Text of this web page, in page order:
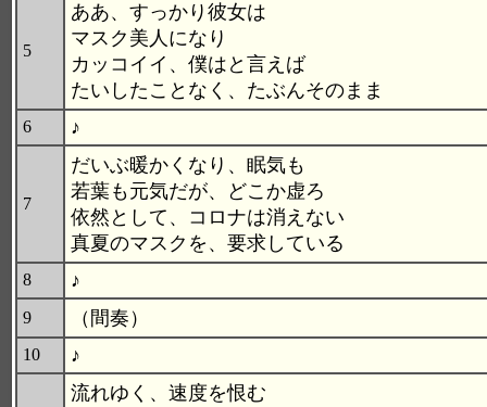
5
ああ、すっかり彼女は
マスク美人になり
カッコイイ、僕はと言えば
たいしたことなく、たぶんそのまま
6 ♪
7
だいぶ暖かくなり、眠気も
若葉も元気だが、どこか虚ろ
依然として、コロナは消えない
真夏のマスクを、要求している
8 ♪
9 （間奏）
10 ♪
流れゆく、速度を恨む